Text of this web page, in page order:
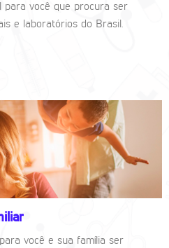
para você que procura ser
e laboratórios do Brasil.
você e sua família ser